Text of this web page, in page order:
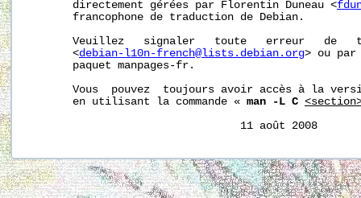
       directement gérées par Florentin Duneau <
       francophone de traduction de Debian.
Veuillez   signaler   toute   erreur   de
       <
debian-l10n-french@lists.debian.org> ou par
       paquet manpages-fr.
Vous  pouvez  toujours avoir accès à la
       en utilisant la commande «
man -L C